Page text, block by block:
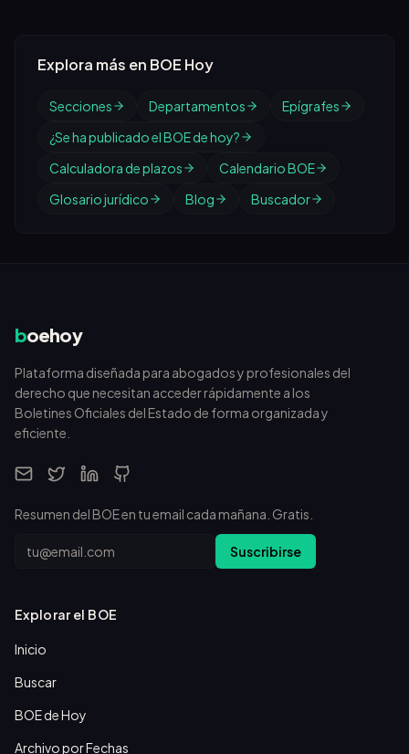
Explora más en BOE Hoy
Secciones Departamentos
Epígrafes
¿Se ha publicado el BOE de hoy?
Calculadora de plazos
Calendario BOE
Glosario jurídico
Blog Buscador
boehoy
Plataforma diseñada para abogados y profesionales del
derecho que necesitan acceder rápidamente a los
Boletines Oficiales del Estado de forma organizada y
eficiente.
Resumen del BOE en tu email cada mañana. Gratis.
Email Suscribirse
Explorar el BOE
Inicio
Buscar
BOE de Hoy
Archivo por Fechas